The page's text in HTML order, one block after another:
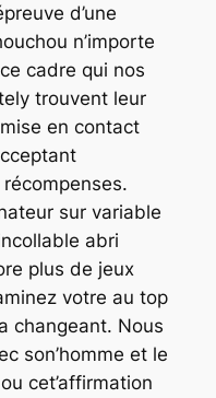
d’une
n’importe
cadre qui nos
trouvent leur
en contact
sur variable
abri
plus de jeux
votre au top
changeant. Nous
son’homme et le
cet’affirmation